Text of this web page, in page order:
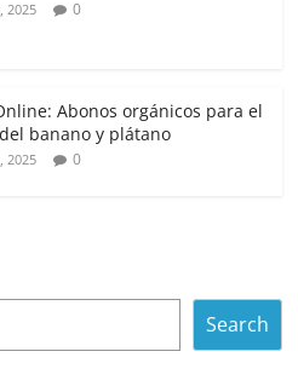
2025 0
Abonos orgánicos para el
banano y plátano
2025 0
Search